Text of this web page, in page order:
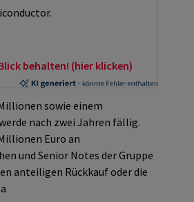
behalten! (hier klicken)
sowie einem
nach zwei Jahren fällig.
Euro an
und Senior Notes der Gruppe
anteiligen Rückkauf oder die